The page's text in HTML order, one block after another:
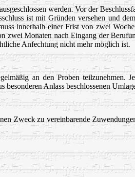
werden. Vor der
ist mit Gründen versehen und
innerhalb einer Frist von zwei
zwei Monaten nach Eingang der
Anfechtung nicht mehr möglich ist.
an den Proben teilzunehmen.
Anlass beschlossenen
Zweck zu vereinbarende